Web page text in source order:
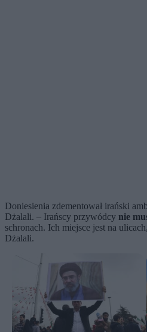
Doniesienia zdementował irański
Dżalali. – Irańscy przywódcy nie
schronach. Ich miejsce jest na
Dżalali.